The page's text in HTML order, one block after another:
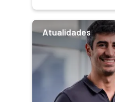
Atualidades